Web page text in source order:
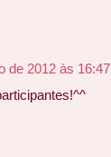
de 2012 às 16:47